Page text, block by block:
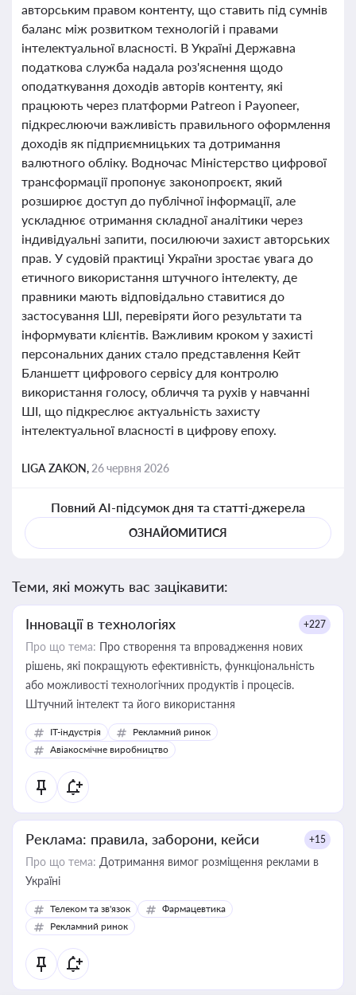
авторським правом контенту, що ставить під сумнів
баланс між розвитком технологій і правами
інтелектуальної власності. В Україні Державна
податкова служба надала роз'яснення щодо
оподаткування доходів авторів контенту, які
працюють через платформи Patreon і Payoneer,
підкреслюючи важливість правильного оформлення
доходів як підприємницьких та дотримання
валютного обліку. Водночас Міністерство цифрової
трансформації пропонує законопроєкт, який
розширює доступ до публічної інформації, але
ускладнює отримання складної аналітики через
індивідуальні запити, посилюючи захист авторських
прав. У судовій практиці України зростає увага до
етичного використання штучного інтелекту, де
правники мають відповідально ставитися до
застосування ШІ, перевіряти його результати та
інформувати клієнтів. Важливим кроком у захисті
персональних даних стало представлення Кейт
Бланшетт цифрового сервісу для контролю
використання голосу, обличчя та рухів у навчанні
ШІ, що підкреслює актуальність захисту
інтелектуальної власності в цифрову епоху.
LIGA ZAKON, 26 червня 2026
Повний AI-підсумок дня та статті-джерела
ОЗНАЙОМИТИСЯ
Теми, які можуть вас зацікавити:
Інновації в технологіях +227
Про що тема: Про створення та впровадження нових
рішень, які покращують ефективність, функціональність
або можливості технологічних продуктів і процесів.
Штучний інтелект та його використання
IT-індустрія
Рекламний ринок
Авіакосмічне виробництво
Реклама: правила, заборони, кейси +15
Про що тема: Дотримання вимог розміщення реклами в
Україні
Телеком та зв'язок
Фармацевтика
Рекламний ринок